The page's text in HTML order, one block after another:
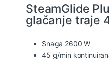
SteamGlide
glačanje traje
Snaga 2600 W
45 g/min